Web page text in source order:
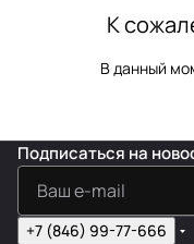
К
В данный
Подписаться на
+7 (846) 99-77-666